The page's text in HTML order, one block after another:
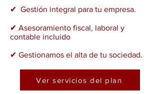
✔ Gestión integral para tu empresa.
✔ Asesoramiento fiscal, laboral y
contable incluido
✔ Gestionamos el alta de tu sociedad.
Ver servicios del plan